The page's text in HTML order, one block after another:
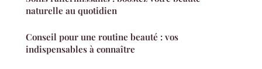
naturelle au quotidien
Conseil pour une routine beauté : vos
indispensables à connaître